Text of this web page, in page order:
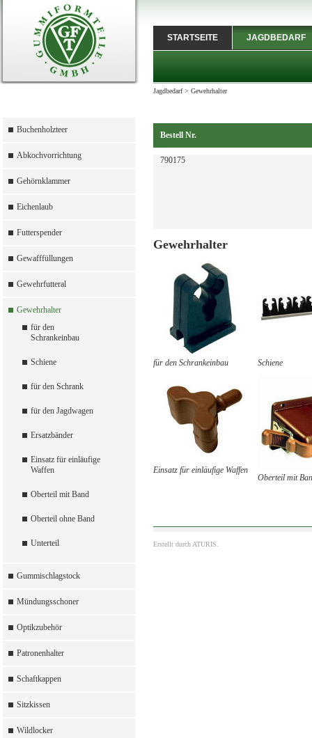
Buchenholzteer
Abkochvorrichtung
Gehörnklammer
Eichenlaub
Futterspender
Gewafffüllungen
Gewehrfutteral
Gewehrhalter
für den
Schrankeinbau
Schiene
für den Schrank
für den Jagdwagen
Ersatzbänder
Einsatz für einläufige
Waffen
Oberteil mit Band
Oberteil ohne Band
Unterteil
Gummischlagstock
Mündungsschoner
Optikzubehör
Patronenhalter
Schaftkappen
Sitzkissen
Wildlocker
STARTSEITE JAGDBEDARF
Jagdbedarf> Gewehrhalter
Bestell Nr.
790175
Gewehrhalter
für den Schrankeinbau Schiene
Einsatz für einläufige Waffen
Oberteil mit
Erstellt durch ATURIS.